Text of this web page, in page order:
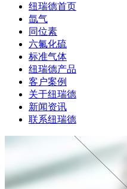
纽瑞德首页
氙气
同位素
六氟化硫
标准气体
纽瑞德产品
客户案例
关于纽瑞德
新闻资讯
联系纽瑞德